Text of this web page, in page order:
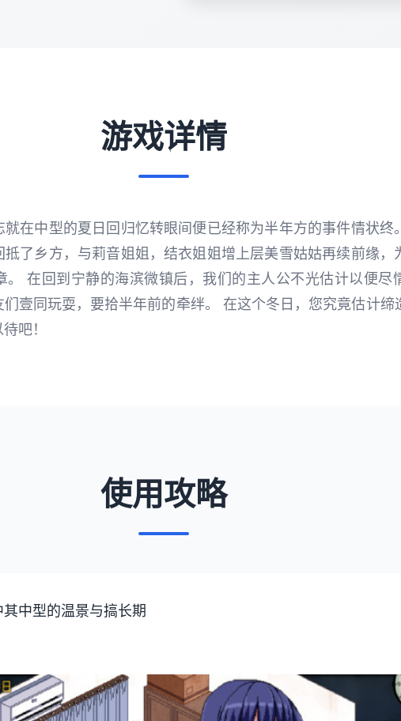
游戏详情
在中型的夏日回归忆转眼间便已经称为半年方的事件情状终
了乡方，与莉音姐姐，结衣姐姐增上层美雪姑姑再续前缘，
。 在回到宁静的海滨微镇后，我们的主人公不光估计以便尽
壹同玩耍，要拾半年前的牵绊。 在这个冬日，您究竟估计缔
吧！
使用攻略
中型的温景与搞长期